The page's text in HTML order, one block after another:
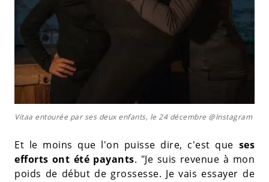
Vitaa entourée par ses deux enfants, le 24 décembre @Instagram
Et le moins que l'on puisse dire, c'est que ses
efforts ont été payants. "Je suis revenue à mon
poids de début de grossesse. Je vais essayer de